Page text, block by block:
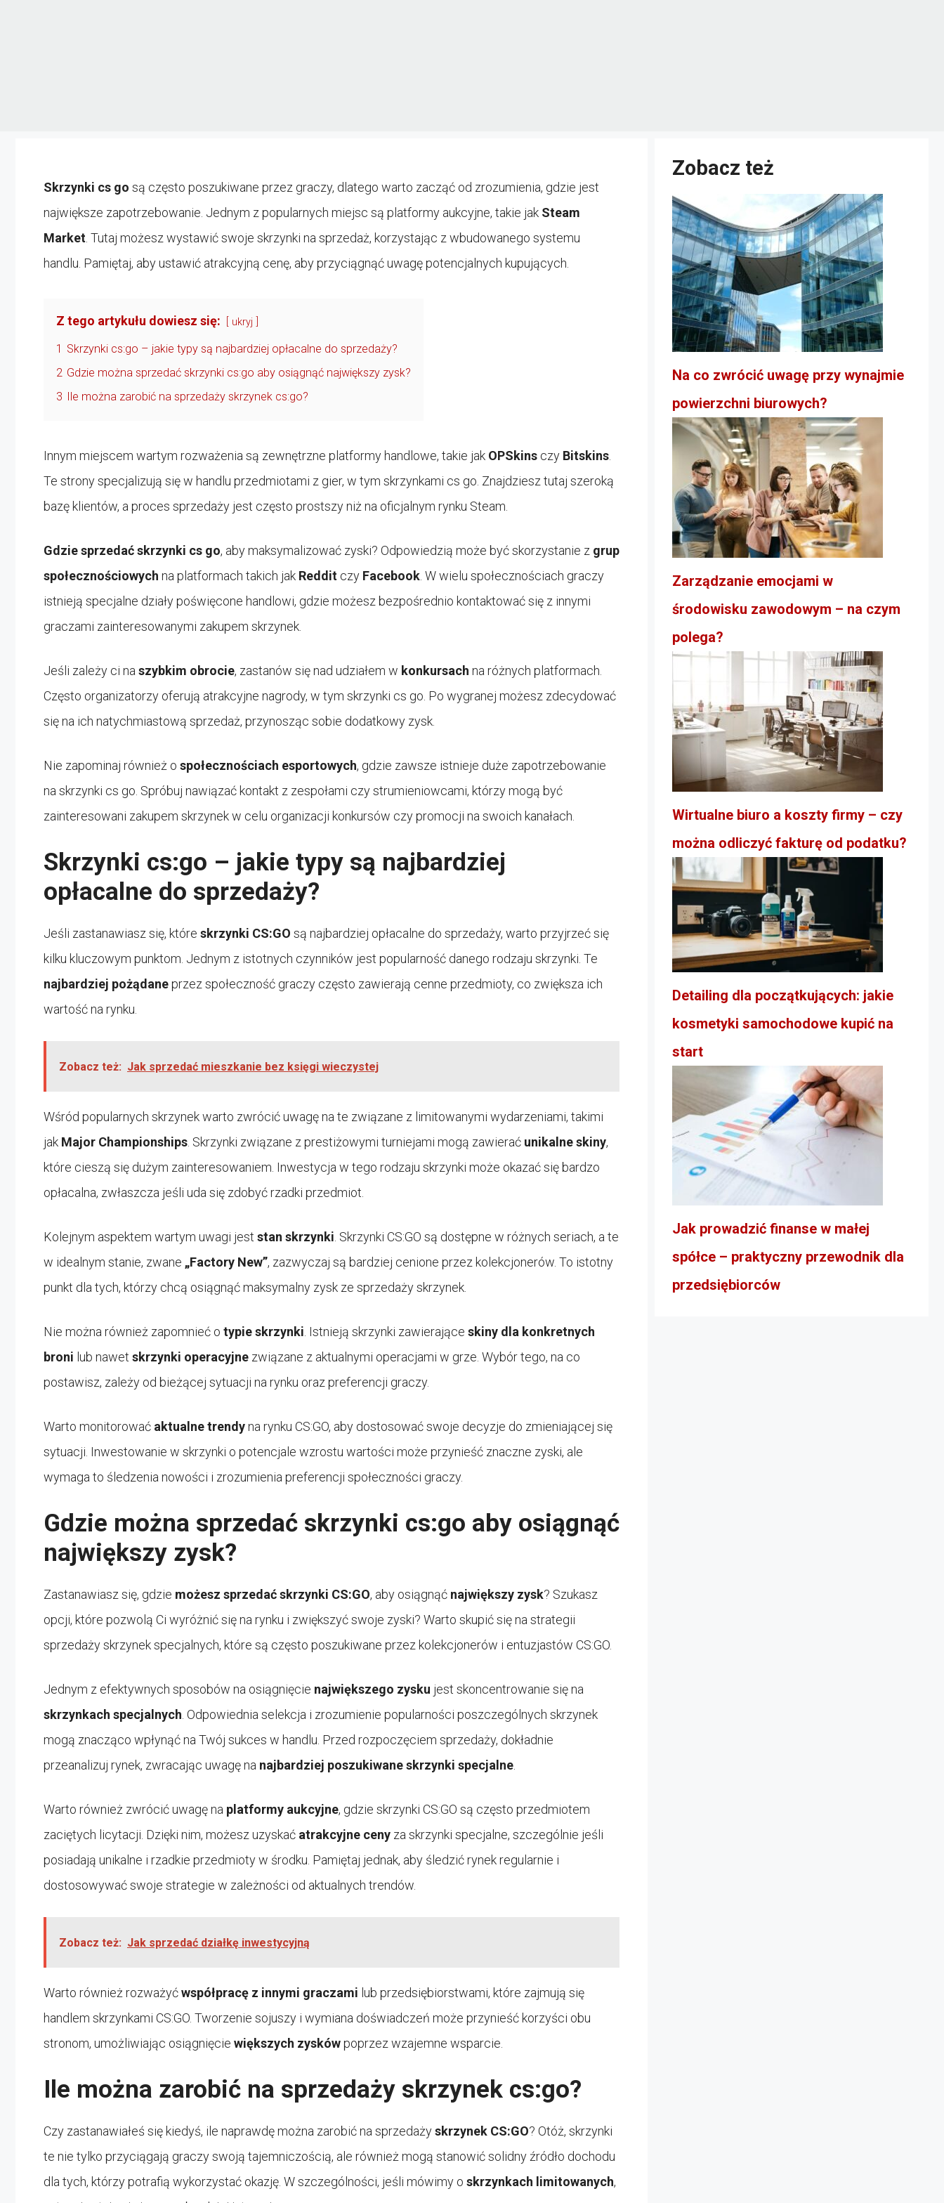
Skrzynki cs go są często poszukiwane przez graczy, dlatego warto zacząć od zrozumienia, gdzie jest
największe zapotrzebowanie. Jednym z popularnych miejsc są platformy aukcyjne, takie jak Steam
Market . Tutaj możesz wystawić swoje skrzynki na sprzedaż, korzystając z wbudowanego systemu
handlu. Pamiętaj, aby ustawić atrakcyjną cenę, aby przyciągnąć uwagę potencjalnych kupujących.
Z tego artykułu dowiesz się: ukryj
1 Skrzynki cs:go – jakie typy są najbardziej opłacalne do sprzedaży?
2 Gdzie można sprzedać skrzynki cs:go aby osiągnąć największy zysk?
3 Ile można zarobić na sprzedaży skrzynek cs:go?
Innym miejscem wartym rozważenia są zewnętrzne platformy handlowe, takie jak OPSkins czy Bitskins
Te strony specjalizują się w handlu przedmiotami z gier, w tym skrzynkami cs go. Znajdziesz tutaj szeroką
bazę klientów, a proces sprzedaży jest często prostszy niż na oficjalnym rynku Steam.
Gdzie sprzedać skrzynki cs go, aby maksymalizować zyski? Odpowiedzią może być skorzystanie z grup
społecznościowych na platformach takich jak Reddit czy Facebook . W wielu społecznościach graczy
istnieją specjalne działy poświęcone handlowi, gdzie możesz bezpośrednio kontaktować się z innymi
graczami zainteresowanymi zakupem skrzynek.
Jeśli zależy ci na szybkim obrocie, zastanów się nad udziałem w konkursach na różnych platformach.
Często organizatorzy oferują atrakcyjne nagrody, w tym skrzynki cs go. Po wygranej możesz zdecydować
się na ich natychmiastową sprzedaż, przynosząc sobie dodatkowy zysk.
Nie zapominaj również o społecznościach esportowych, gdzie zawsze istnieje duże zapotrzebowanie
na skrzynki cs go. Spróbuj nawiązać kontakt z zespołami czy strumieniowcami, którzy mogą być
zainteresowani zakupem skrzynek w celu organizacji konkursów czy promocji na swoich kanałach.
Skrzynki cs:go – jakie typy są najbardziej
opłacalne do sprzedaży?
Jeśli zastanawiasz się, które skrzynki CS:GO są najbardziej opłacalne do sprzedaży, warto przyjrzeć się
kilku kluczowym punktom. Jednym z istotnych czynników jest popularność danego rodzaju skrzynki. Te
najbardziej pożądaneprzez społeczność graczy często zawierają cenne przedmioty, co zwiększa ich
wartość na rynku.
Zobacz też: Jak sprzedać mieszkanie bez księgi wieczystej
Wśród popularnych skrzynek warto zwrócić uwagę na te związane z limitowanymi wydarzeniami, takimi
jak Major Championships . Skrzynki związane z prestiżowymi turniejami mogą zawierać unikalne skiny,
które cieszą się dużym zainteresowaniem. Inwestycja w tego rodzaju skrzynki może okazać się bardzo
opłacalna, zwłaszcza jeśli uda się zdobyć rzadki przedmiot.
Kolejnym aspektem wartym uwagi jest stan skrzynki . Skrzynki CS:GO są dostępne w różnych seriach, a te
w idealnym stanie, zwane „Factory New”, zazwyczaj są bardziej cenione przez kolekcjonerów. To istotny
punkt dla tych, którzy chcą osiągnąć maksymalny zysk ze sprzedaży skrzynek.
Nie można również zapomnieć o typie skrzynki . Istnieją skrzynki zawierające skiny dla konkretnych
broni lub nawet skrzynki operacyjne związane z aktualnymi operacjami w grze. Wybór tego, na co
postawisz, zależy od bieżącej sytuacji na rynku oraz preferencji graczy.
Warto monitorować aktualne trendyna rynku CS:GO, aby dostosować swoje decyzje do zmieniającej się
sytuacji. Inwestowanie w skrzynki o potencjale wzrostu wartości może przynieść znaczne zyski, ale
wymaga to śledzenia nowości i zrozumienia preferencji społeczności graczy.
Gdzie można sprzedać skrzynki cs:go aby osiągnąć
największy zysk?
Zastanawiasz się, gdzie możesz sprzedać skrzynki CS:GO, aby osiągnąć największy zysk? Szukasz
opcji, które pozwolą Ci wyróżnić się na rynku i zwiększyć swoje zyski? Warto skupić się na strategii
sprzedaży skrzynek specjalnych, które są często poszukiwane przez kolekcjonerów i entuzjastów CS:GO.
Jednym z efektywnych sposobów na osiągnięcie największego zysku jest skoncentrowanie się na
skrzynkach specjalnych . Odpowiednia selekcja i zrozumienie popularności poszczególnych skrzynek
mogą znacząco wpłynąć na Twój sukces w handlu. Przed rozpoczęciem sprzedaży, dokładnie
przeanalizuj rynek, zwracając uwagę na najbardziej poszukiwane skrzynki specjalne
Warto również zwrócić uwagę na platformy aukcyjne, gdzie skrzynki CS:GO są często przedmiotem
zaciętych licytacji. Dzięki nim, możesz uzyskać atrakcyjne ceny za skrzynki specjalne, szczególnie jeśli
posiadają unikalne i rzadkie przedmioty w środku. Pamiętaj jednak, aby śledzić rynek regularnie i
dostosowywać swoje strategie w zależności od aktualnych trendów.
Zobacz też: Jak sprzedać działkę inwestycyjną
Warto również rozważyćwspółpracę z innymi graczami lub przedsiębiorstwami, które zajmują się
handlem skrzynkami CS:GO. Tworzenie sojuszy i wymiana doświadczeń może przynieść korzyści obu
stronom, umożliwiając osiągnięcie większych zyskówpoprzez wzajemne wsparcie.
Ile można zarobić na sprzedaży skrzynek cs:go?
Czy zastanawiałeś się kiedyś, ile naprawdę można zarobić na sprzedażyskrzynek CS:GO? Otóż, skrzynki
te nie tylko przyciągają graczy swoją tajemniczością, ale również mogą stanowić solidny źródło dochodu
dla tych, którzy potrafią wykorzystać okazję. W szczególności, jeśli mówimy o skrzynkach limitowanych,
Zobacz też
Na co zwrócić uwagę przy wynajmie
powierzchni biurowych?
Zarządzanie emocjami w
środowisku zawodowym – na czym
polega?
Wirtualne biuro a koszty firmy – czy
można odliczyć fakturę od podatku?
Detailing dla początkujących: jakie
kosmetyki samochodowe kupić na
start
Jak prowadzić finanse w małej
spółce – praktyczny przewodnik dla
przedsiębiorców